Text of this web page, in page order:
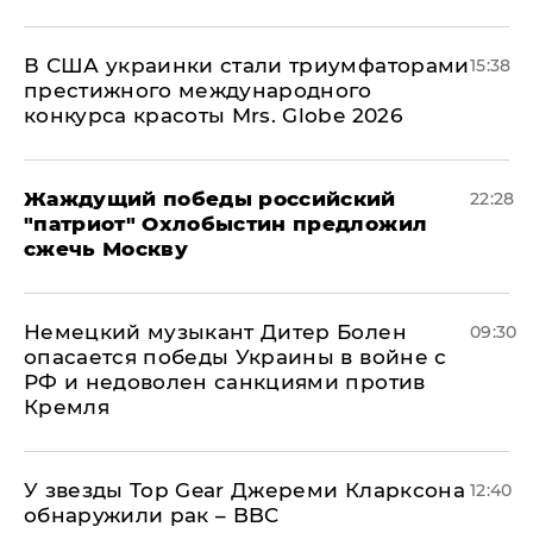
В США украинки стали триумфаторами
престижного международного
конкурса красоты Mrs. Globe 2026
15:38
Жаждущий победы российский
"патриот" Охлобыстин предложил
сжечь Москву
22:28
Немецкий музыкант Дитер Болен
опасается победы Украины в войне с
РФ и недоволен санкциями против
Кремля
09:30
У звезды Top Gear Джереми Кларксона
обнаружили рак – BBC
12:40